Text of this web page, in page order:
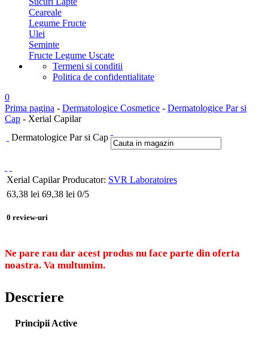
Ceareale
Legume Fructe
Ulei
Seminte
Fructe Legume Uscate
Termeni si conditii
Politica de confidentialitate
0
Prima pagina - Dermatologice Cosmetice - Dermatologice Par si
Cap - Xerial Capilar
Dermatologice Par si Cap
Xerial Capilar Producator: SVR Laboratoires
63,38 lei 69,38 lei 0/5
0 review-uri
Ne pare rau dar acest produs nu face parte din oferta
noastra. Va multumim.
Descriere
Principii Active